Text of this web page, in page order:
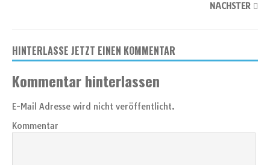
NÄCHSTER
HINTERLASSE JETZT EINEN KOMMENTAR
Kommentar hinterlassen
E-Mail Adresse wird nicht veröffentlicht.
Kommentar